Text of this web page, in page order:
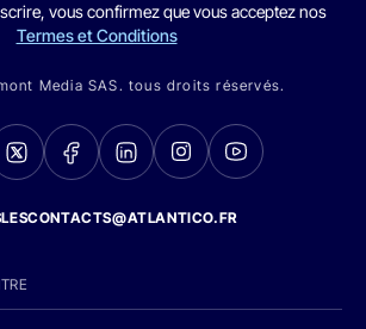
vous confirmez que vous acceptez nos
Termes et Conditions
Media SAS. tous droits réservés.